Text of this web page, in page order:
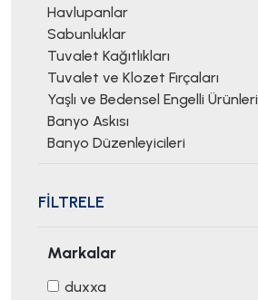
Havlupanlar
Sabunluklar
Tuvalet Kağıtlıkları
Tuvalet ve Klozet Fırçaları
Yaşlı ve Bedensel Engelli Ürünleri
Banyo Askısı
Banyo Düzenleyicileri
FİLTRELE
Markalar
duxxa